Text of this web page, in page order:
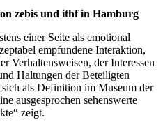
zebis und ithf in Hamburg
einer Seite als emotional
empfundene Interaktion,
Verhaltensweisen, der Interessen
Haltungen der Beteiligten
als Definition im Museum der
ausgesprochen sehenswerte
zeigt.